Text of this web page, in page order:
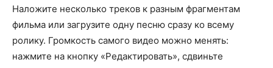
Наложите несколько треков к разным фрагментам
фильма или загрузите одну песню сразу ко всему
ролику. Громкость самого видео можно менять:
нажмите на кнопку «Редактировать», сдвиньте